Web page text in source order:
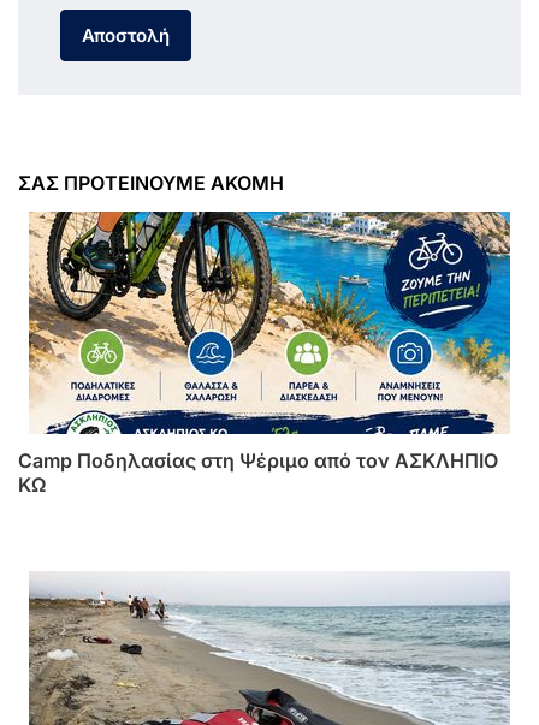
Αποστολή
ΣΑΣ ΠΡΟΤΕΙΝΟΥΜΕ ΑΚΟΜΗ
Camp Ποδηλασίας στη Ψέριμο από τον ΑΣΚΛΗΠΙΟ
ΚΩ